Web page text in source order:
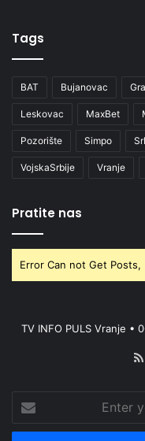
Tags
BAT Bujanovac
Leskovac MaxBet
Pozorište Simpo
VojskaSrbije Vranje
Pratite nas
Error Can not Get
TV INFO PULS Vranje •
your
Email